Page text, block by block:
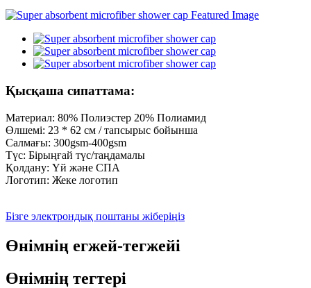
Қысқаша сипаттама:
Материал: 80% Полиэстер 20% Полиамид
Өлшемі: 23 * 62 см / тапсырыс бойынша
Салмағы: 300gsm-400gsm
Түс: Бірыңғай түс/таңдамалы
Қолдану: Үй және СПА
Логотип: Жеке логотип
Бізге электрондық поштаны жіберіңіз
Өнімнің егжей-тегжейі
Өнімнің тегтері